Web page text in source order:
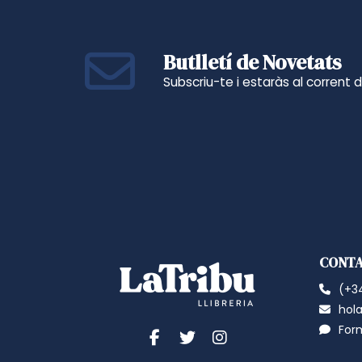
Butlletí de Novetats
Subscriu-te i estaràs al corrent